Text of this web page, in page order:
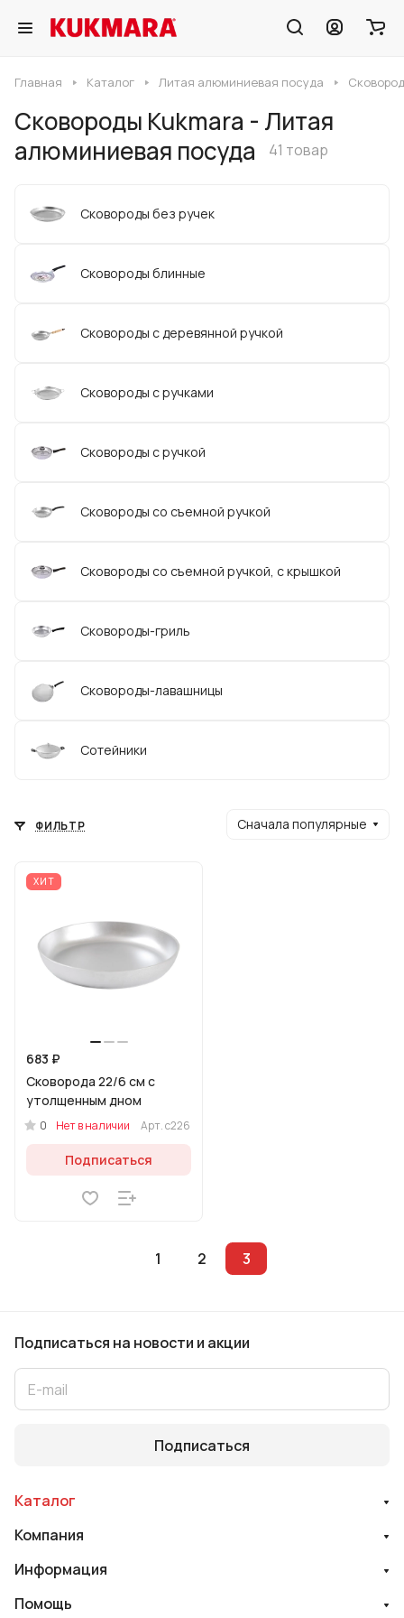
Главная Каталог Литая алюминиевая посуда
Сковороды Kukmara - Литая
алюминиевая посуда
41 товар
Сковороды без ручек
Сковороды блинные
Сковороды с деревянной ручкой
Сковороды с ручками
Сковороды с ручкой
Сковороды со съемной ручкой
Сковороды со съемной ручкой, с крышкой
Сковороды-гриль
Сковороды-лавашницы
Сотейники
ФИЛЬТР Сначала популярные
ХИТ
683 ₽
Сковорода 22/6 см с
утолщенным дном
0 Нет в наличии Арт.с226
Подписаться
1 2 3
Подписаться на новости и акции
Подписаться
Каталог
Компания
Информация
Помощь